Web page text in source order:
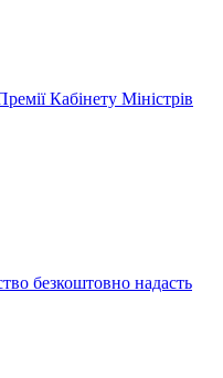
Кабінету Міністрів
безкоштовно надасть